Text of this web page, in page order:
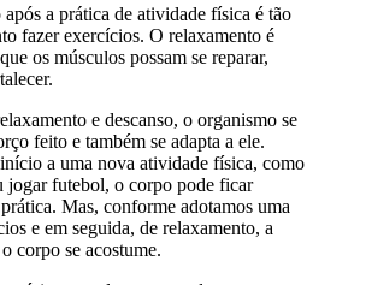
a prática de atividade física é tão
fazer exercícios. O relaxamento é
os músculos possam se reparar,
e descanso, o organismo se
feito e também se adapta a ele.
a uma nova atividade física, como
jogar futebol, o corpo pode ficar
Mas, conforme adotamos uma
e em seguida, de relaxamento, a
corpo se acostume.